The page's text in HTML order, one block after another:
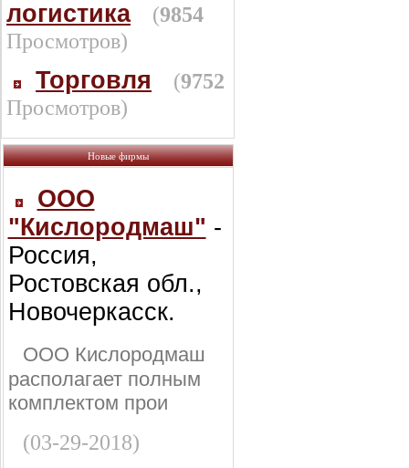
логистика
(9854
Просмотров)
Торговля (9752
Просмотров)
Новые фирмы
ООО
"Кислородмаш" -
Россия,
Ростовская обл.,
Новочеркасск.
ООО Кислородмаш
располагает полным
комплектом прои
(03-29-2018)